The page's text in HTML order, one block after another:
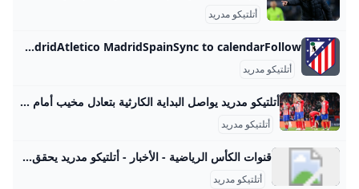
أتلتيكو مدريد
Atletico Madrid - fixtures team info and top players Atletico Madrid - results, fixtures, latest news and standings Atletico MadridAtletico MadridSpainSync to calendarFollow‌
أتلتيكو مدريد
أتلتيكو مدريد يواصل البداية الكارثية بتعادل مخيب أمام ألافيس أضاف أتلتيكو مدريد جولة جديدة إلى مسلسل نتائجه السلبية في مستهل الدوري الإسباني، بعدما اكتفى بالتعادل (1-1) أمام مضيفه ديبورتيفو ألافيس أصداء الملاعبطباعةPrintطباعةرابط المشاركة :
أتلتيكو مدريد
قنوات الكأس الرياضية - الأخبار - أتلتيكو مدريد يحقق انتصارا كبيرا على ريال مدريد alkass
أتلتيكو مدريد